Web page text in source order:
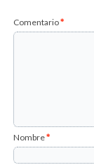
Comentario*
Nombre*